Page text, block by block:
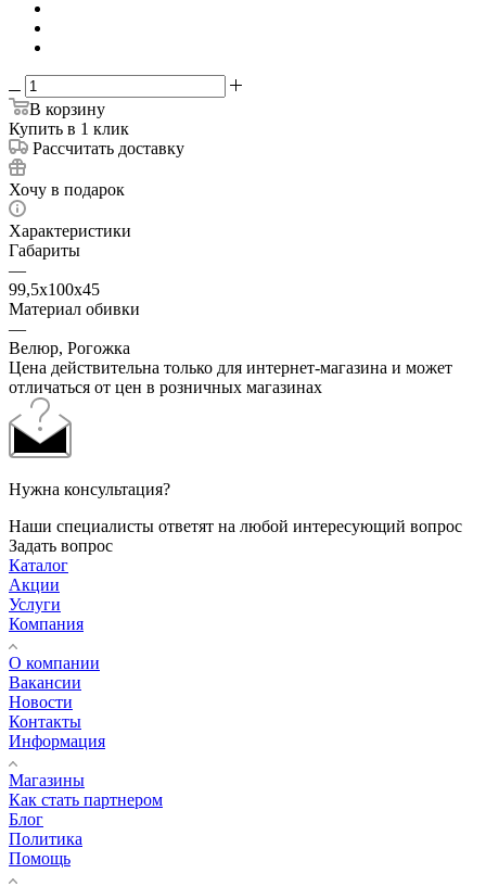
В корзину
Купить в 1 клик
Рассчитать доставку
Хочу в подарок
Характеристики
Габариты
—
99,5х100х45
Материал обивки
—
Велюр, Рогожка
Цена действительна только для интернет-магазина и может
отличаться от цен в розничных магазинах
Нужна консультация?
Наши специалисты ответят на любой интересующий вопрос
Задать вопрос
Каталог
Акции
Услуги
Компания
О компании
Вакансии
Новости
Контакты
Информация
Магазины
Как стать партнером
Блог
Политика
Помощь